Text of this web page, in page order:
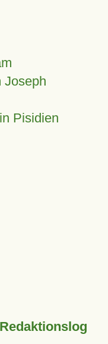
Joseph
Pisidien
Redaktionslog